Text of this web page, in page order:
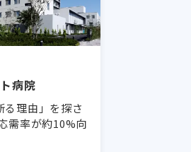
病院
る理由」を探さ
需率が約10%向